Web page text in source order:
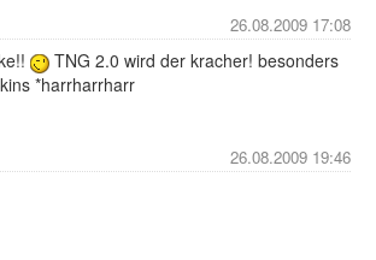
26.08.2009 17:08
TNG 2.0 wird der kracher! besonders
*harrharrharr
26.08.2009 19:46